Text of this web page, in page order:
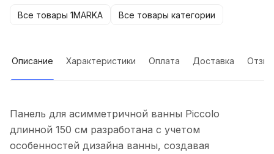
Все товары 1MARKA Все товары категории
Описание Характеристики Оплата Доставка
Панель для асимметричной ванны Piccolo
длинной 150 см разработана с учетом
особенностей дизайна ванны, создавая